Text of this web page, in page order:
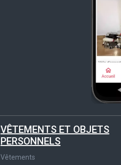
VÊTEMENTS ET OBJETS
PERSONNELS
Vêtements